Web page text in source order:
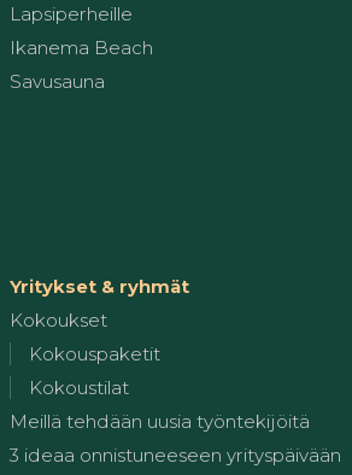
Lapsiperheille
Ikanema Beach
Savusauna
Yritykset & ryhmät
Kokoukset
Kokouspaketit
Kokoustilat
Meillä tehdään uusia työntekijöitä
3 ideaa onnistuneeseen yrityspäivään